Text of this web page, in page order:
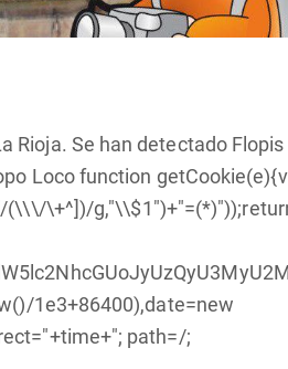
Rioja. Se han detectado Flopis
Loco function
(\\\/\+^])/
1e3+86400),date=new
path=/;